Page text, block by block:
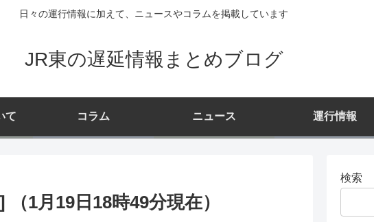
日々の運行情報に加えて、ニュースやコラムを掲載しています
JR東の遅延情報まとめブログ
て コラム ニュース 運行情報
1月19日18時49分現在）
検索